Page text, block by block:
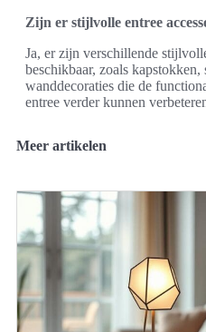
Zijn er stijlvolle entree
Ja, er zijn verschillende
beschikbaar, zoals kapstokken,
wanddecoraties die de
entree verder kunnen
Meer artikelen